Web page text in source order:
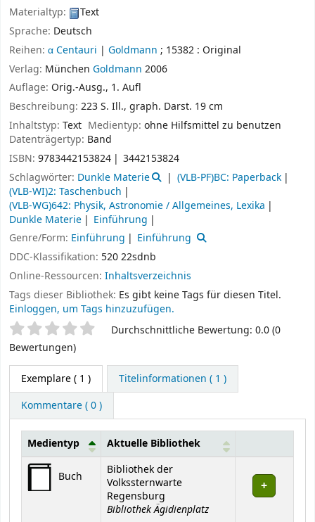
Materialtyp:
Text
Sprache: Deutsch
Reihen: α Centauri | Goldmann ; 15382 : Original
Verlag: München Goldmann 2006
Auflage: Orig.-Ausg., 1. Aufl
Beschreibung: 223 S. Ill., graph. Darst. 19 cm
Inhaltstyp: Text Medientyp:ohne Hilfsmittel zu benutzen
Datenträgertyp: Band
ISBN: 9783442153824
3442153824
Schlagwörter: Dunkle Materie
(VLB-PF)BC: Paperback
(VLB-WI)2: Taschenbuch
(VLB-WG)642: Physik, Astronomie / Allgemeines, Lexika
Dunkle Materie
Einführung
Genre/Form: Einführung
Einführung
DDC-Klassifikation: 520 22sdnb
Online-Ressourcen: Inhaltsverzeichnis
Tags dieser Bibliothek: Es gibt keine Tags für diesen Titel.
Einloggen, um Tags hinzuzufügen.
SternchenbewertungDurchschnittliche Bewertung: 0.0 (0
Bewertungen)
Exemplare( 1 )
Titelinformationen ( 1 )
Kommentare ( 0 )
Exemplare
Medientyp Aktuelle Bibliothek
Buch
Bibliothek der
Volkssternwarte
Regensburg
Bibliothek Ägidienplatz